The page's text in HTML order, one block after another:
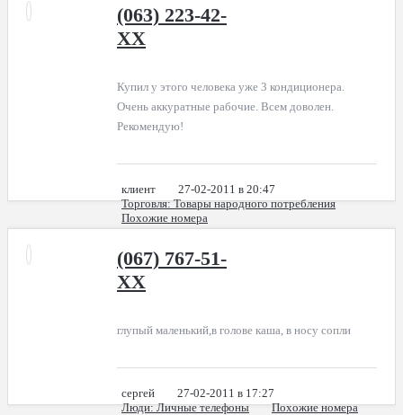
(063) 223-42-
XX
Купил у этого человека уже 3 кондиционера.
Очень аккуратные рабочие. Всем доволен.
Рекомендую!
клиент
27-02-2011 в 20:47
Торговля: Товары народного потребления
Похожие номера
(067) 767-51-
XX
глупый маленький,в голове каша, в носу сопли
сергей
27-02-2011 в 17:27
Люди: Личные телефоны Похожие номера